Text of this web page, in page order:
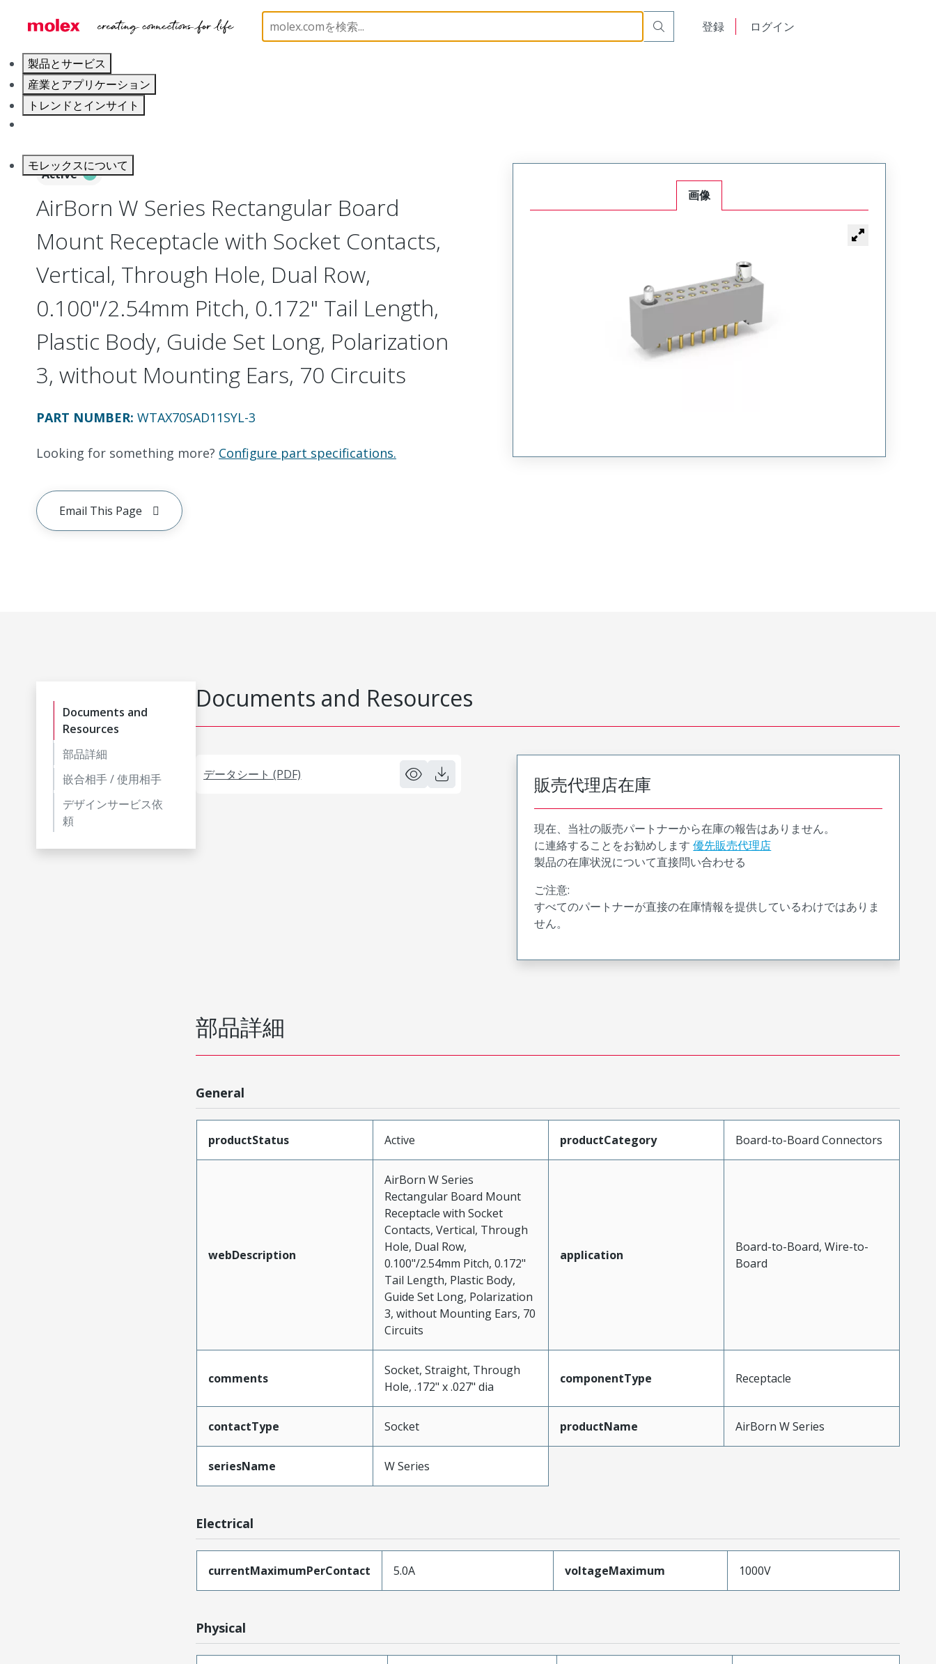
登録 ログイン
製品とサービス
産業とアプリケーション
トレンドとインサイト
モレックスについて
Board-to-Board Connectors Rectangular, Plastic, 2 Row, Vertical/Right Angle Board or Cable Mount Receptacle
Active
AirBorn W Series Rectangular Board
Mount Receptacle with Socket Contacts,
Vertical, Through Hole, Dual Row,
0.100"/2.54mm Pitch, 0.172" Tail Length,
Plastic Body, Guide Set Long, Polarization
3, without Mounting Ears, 70 Circuits
PART NUMBER: WTAX70SAD11SYL-3
Looking for something more? Configure part specifications.
Email This Page
画像
Documents and
Resources
部品詳細
嵌合相手 / 使用相手
デザインサービス依
頼
Documents and Resources
データシート (PDF) 販売代理店在庫
現在、当社の販売パートナーから在庫の報告はありません。
に連絡することをお勧めします 優先販売代理店
製品の在庫状況について直接問い合わせる
ご注意:
すべてのパートナーが直接の在庫情報を提供しているわけではありま
せん。
部品詳細
General
productStatus Active productCategory Board-to-Board Connectors
webDescription
AirBorn W Series
Rectangular Board Mount
Receptacle with Socket
Contacts, Vertical, Through
Hole, Dual Row,
0.100"/2.54mm Pitch, 0.172"
Tail Length, Plastic Body,
Guide Set Long, Polarization
3, without Mounting Ears, 70
Circuits
application
Board-to-Board, Wire-to-
Board
comments
Socket, Straight, Through
Hole, .172" x .027" dia
componentType Receptacle
contactType Socket productName AirBorn W Series
seriesName W Series
Electrical
currentMaximumPerContact 5.0A voltageMaximum 1000V
Physical